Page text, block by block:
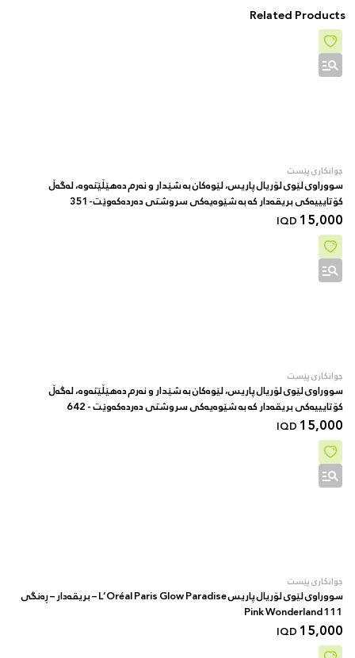
Related Products
جوانکاری پێست
سووراوی لێوی لۆریال پاریس، لێوەکان بە شێدار و نەرم دەهێڵێتەوە، لەگەڵ
کۆتایییەکی بریقەدار کە بە شێوەیەکی سروشتی دەردەکەوێت-351
Watermelon Dream
15,000
IQD
جوانکاری پێست
سووراوی لێوی لۆریال پاریس، لێوەکان بە شێدار و نەرم دەهێڵێتەوە، لەگەڵ
کۆتایییەکی بریقەدار کە بە شێوەیەکی سروشتی دەردەکەوێت - 642
15,000
IQD
جوانکاری پێست
سووراوی لێوی لۆریال پاریس L’Oréal Paris Glow Paradise – بریقەدار – ڕەنگی
111 Pink Wonderland
15,000
IQD